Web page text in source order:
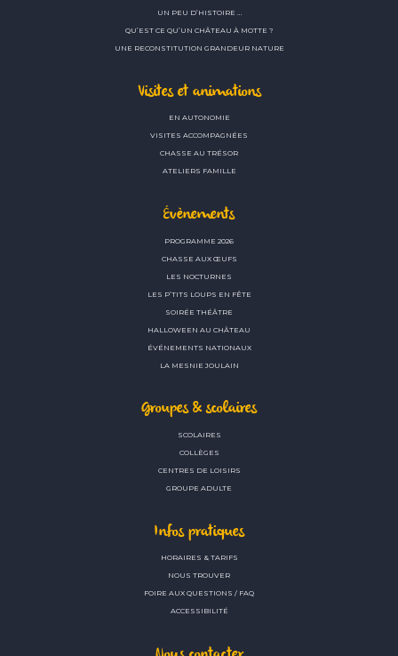
UN PEU D’HISTOIRE …
QU’EST CE QU’UN CHÂTEAU À MOTTE ?
UNE RECONSTITUTION GRANDEUR NATURE
Visites et animations
EN AUTONOMIE
VISITES ACCOMPAGNÉES
CHASSE AU TRÉSOR
ATELIERS FAMILLE
Évènements
PROGRAMME 2026
CHASSE AUX ŒUFS
LES NOCTURNES
LES P’TITS LOUPS EN FÊTE
SOIRÉE THÉÂTRE
HALLOWEEN AU CHÂTEAU
ÉVÉNEMENTS NATIONAUX
LA MESNIE JOULAIN
Groupes & scolaires
SCOLAIRES
COLLÈGES
CENTRES DE LOISIRS
GROUPE ADULTE
Infos pratiques
HORAIRES & TARIFS
NOUS TROUVER
FOIRE AUX QUESTIONS / FAQ
ACCESSIBILITÉ